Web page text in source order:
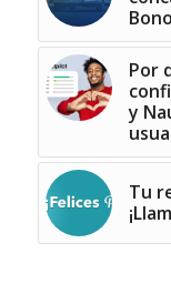
Por
y
Tu